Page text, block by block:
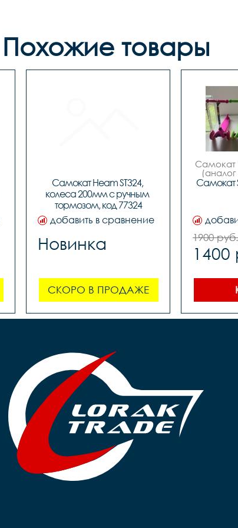
Похожие товары
Самокат Heam ST324,
колеса 200мм с ручным
тормозом, код 77324
добавить в сравнение
Новинка
СКОРО В ПРОДАЖЕ
Самокат
(аналог
Возраст
руль с
Самокат
1900 руб.
1400